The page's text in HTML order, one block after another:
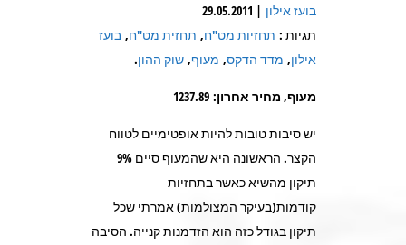
בועז אילון | 29.05.2011
תגיות : תחזיות מט"ח, תחזית מט"ח, בועז
אילון, מדד הדקס, מעוף, שוק ההון.
מעוף, מחיר אחרון: 1237.89
יש סיבות טובות להיות אופטימיים לטווח
הקצר. הראשונה היא שהמעוף סיים 9%
תיקון מהשיא כאשר בתחזיות
קודמות(בעיקר המצולמות) אמרתי שכל
תיקון בגודל כזה הוא הזדמנות קנייה. הסיבה